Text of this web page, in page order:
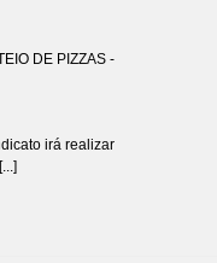
DE PIZZAS -
irá realizar